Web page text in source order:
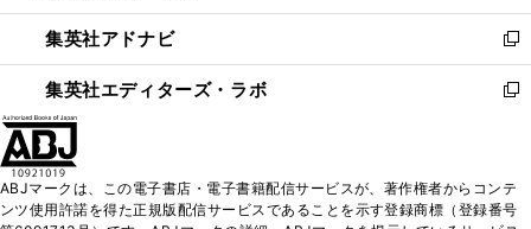
開
く
ウ
で
開
く
ン
ド
ウ
で
ウ
ィ
ン
ド
く
集英社アドナビ
新
し
い
ド
ウ
集英社エディターズ・ラボ
新
ィ
ン
ABJマークは、この電子書店・電子書籍配信サービスが、著作権者からコンテ
ンツ使用許諾を得た正規版配信サービスであることを示す登録商標（登録番号